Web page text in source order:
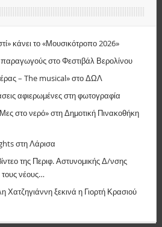
κάνει το «Μουσικότροπο 2026»
στο Φεστιβάλ Βερολίνου
– The musical» στο ΔΩΛ
αφιερωμένες στη φωτογραφία
στο νερό» στη Δημοτική Πινακοθήκη
στη Λάρισα
της Περιφ. Αστυνομικής Δ/νσης
νέους…
Χατζηγιάννη ξεκινά η Γιορτή Κρασιού